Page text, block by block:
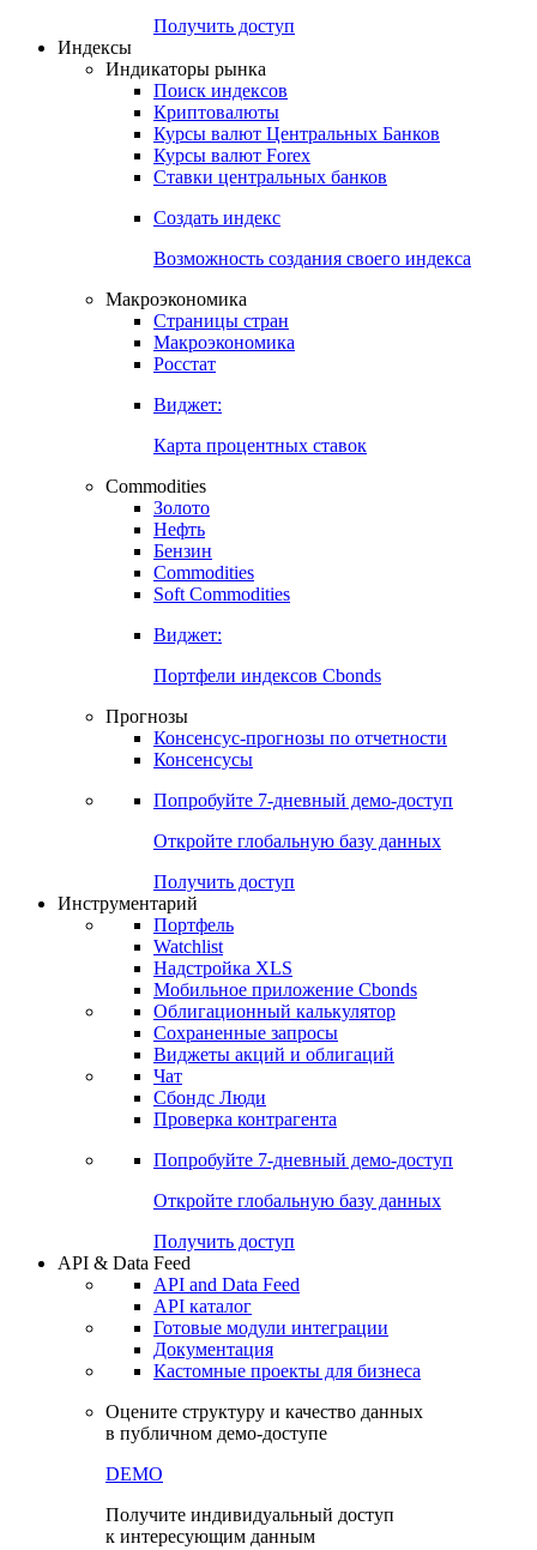
Получить доступ
Индексы
Индикаторы рынка
Поиск индексов
Криптовалюты
Курсы валют Центральных Банков
Курсы валют Forex
Ставки центральных банков
Создать индекс
Возможность создания своего индекса
Макроэкономика
Страницы стран
Макроэкономика
Росстат
Виджет:
Карта процентных ставок
Commodities
Золото
Нефть
Бензин
Commodities
Soft Commodities
Виджет:
Портфели индексов Cbonds
Прогнозы
Консенсус-прогнозы по отчетности
Консенсусы
Попробуйте 7-дневный демо-доступ
Откройте глобальную базу данных
Получить доступ
Инструментарий
Портфель
Watchlist
Надстройка XLS
Мобильное приложение Cbonds
Облигационный калькулятор
Сохраненные запросы
Виджеты акций и облигаций
Чат
Сбондс Люди
Проверка контрагента
Попробуйте 7-дневный демо-доступ
Откройте глобальную базу данных
Получить доступ
API & Data Feed
API and Data Feed
API каталог
Готовые модули интеграции
Документация
Кастомные проекты для бизнеса
Оцените структуру и качество данных
в публичном демо-доступе
DEMO
Получите индивидуальный доступ
к интересующим данным